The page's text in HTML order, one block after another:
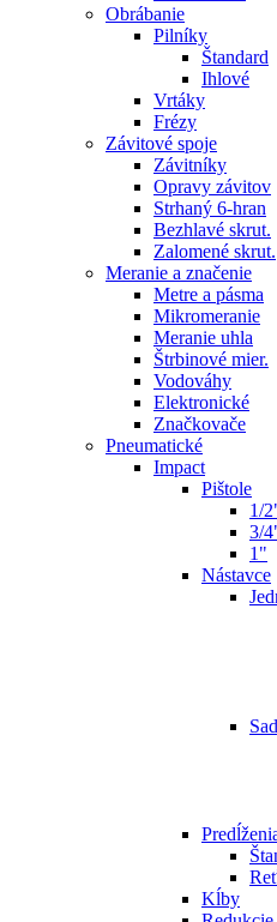
Obrábanie
Pilníky
Štandard
Ihlové
Vrtáky
Frézy
Závitové spoje
Závitníky
Opravy závitov
Strhaný 6-hran
Bezhlavé skrut.
Zalomené skrut.
Meranie a značenie
Metre a pásma
Mikromeranie
Meranie uhla
Štrbinové mier.
Vodováhy
Elektronické
Značkovače
Pneumatické
Impact
Pištole
1/
3/
1"
Nástavce
Kĺby